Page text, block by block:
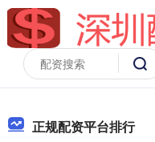
正规配资平台排行